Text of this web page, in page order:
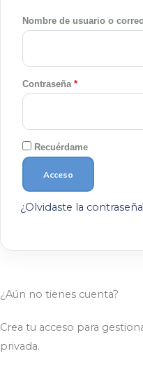
Nombre de usuario o
Contraseña *
Recuérdame
Acceso
¿Olvidaste la
¿Aún no tienes cuenta?
Crea tu acceso para
privada.